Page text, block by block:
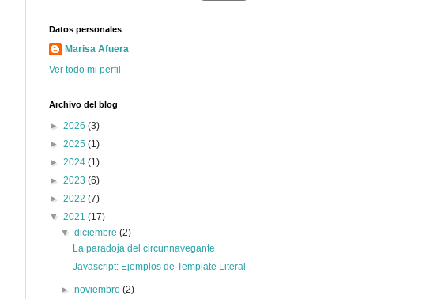
Datos personales
Marisa Afuera
Ver todo mi perfil
Archivo del blog
► 2026 (3)
► 2025 (1)
► 2024 (1)
► 2023 (6)
► 2022 (7)
▼ 2021 (17)
▼diciembre(2)
La paradoja del circunnavegante
Javascript: Ejemplos de Template Literal
►noviembre(2)